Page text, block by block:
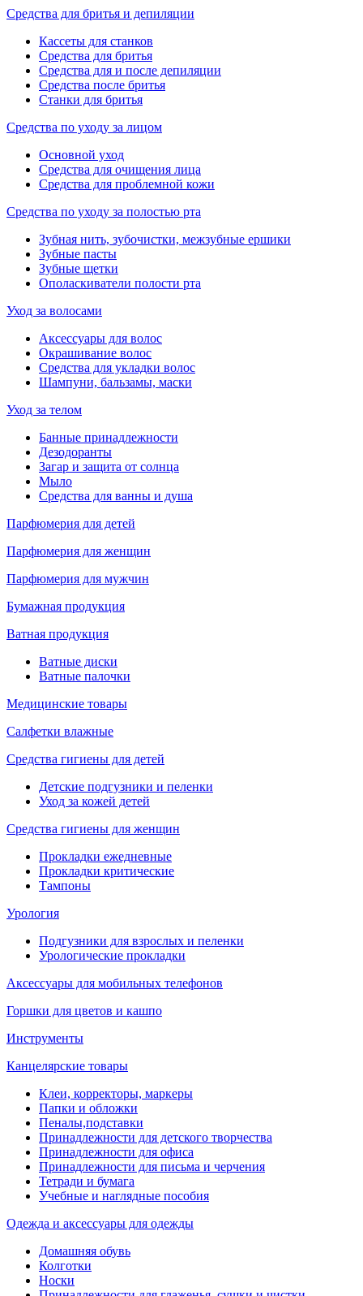
Средства для бритья и депиляции
Кассеты для станков
Средства для бритья
Средства для и после депиляции
Средства после бритья
Станки для бритья
Средства по уходу за лицом
Основной уход
Средства для очищения лица
Средства для проблемной кожи
Средства по уходу за полостью рта
Зубная нить, зубочистки, межзубные ершики
Зубные пасты
Зубные щетки
Ополаскиватели полости рта
Уход за волосами
Аксессуары для волос
Окрашивание волос
Средства для укладки волос
Шампуни, бальзамы, маски
Уход за телом
Банные принадлежности
Дезодоранты
Загар и защита от солнца
Мыло
Средства для ванны и душа
Парфюмерия для детей
Парфюмерия для женщин
Парфюмерия для мужчин
Бумажная продукция
Ватная продукция
Ватные диски
Ватные палочки
Медицинские товары
Салфетки влажные
Средства гигиены для детей
Детские подгузники и пеленки
Уход за кожей детей
Средства гигиены для женщин
Прокладки ежедневные
Прокладки критические
Тампоны
Урология
Подгузники для взрослых и пеленки
Урологические прокладки
Аксессуары для мобильных телефонов
Горшки для цветов и кашпо
Инструменты
Канцелярские товары
Клеи, корректоры, маркеры
Папки и обложки
Пеналы,подставки
Принадлежности для детского творчества
Принадлежности для офиса
Принадлежности для письма и черчения
Тетради и бумага
Учебные и наглядные пособия
Одежда и аксессуары для одежды
Домашняя обувь
Колготки
Носки